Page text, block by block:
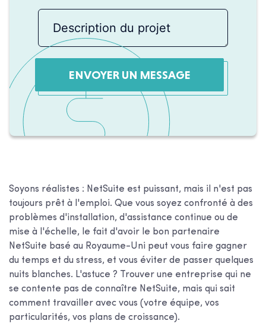
ENVOYER UN MESSAGE
Soyons réalistes : NetSuite est puissant, mais il n'est pas
toujours prêt à l'emploi. Que vous soyez confronté à des
problèmes d'installation, d'assistance continue ou de
mise à l'échelle, le fait d'avoir le bon partenaire
NetSuite basé au Royaume-Uni peut vous faire gagner
du temps et du stress, et vous éviter de passer quelques
nuits blanches. L'astuce ? Trouver une entreprise qui ne
se contente pas de connaître NetSuite, mais qui sait
comment travailler avec vous (votre équipe, vos
particularités, vos plans de croissance).